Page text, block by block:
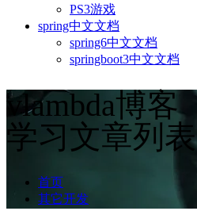
PS3游戏
spring中文文档
spring6中文文档
springboot3中文文档
vlambda博客
学习文章列表
首页
其它开发